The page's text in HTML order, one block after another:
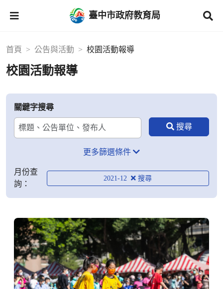
臺中市政府教育局
首頁 公告與活動 校園活動報導
校園活動報導
關鍵字搜尋
更多篩選條件
月份查
詢：
2021-12